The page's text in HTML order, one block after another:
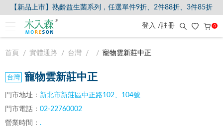
【新品上市】熟齡益生菌系列，任選單件9折、2件88折、3件85折
登入 /註冊 0
首頁 實體通路 台灣 寵物雲新莊中正
寵物雲新莊中正
門市地址： 新北市新莊區中正路102、104號
門市電話： 02-22760002
營業時間： .